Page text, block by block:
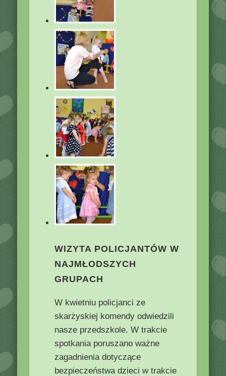
WIZYTA POLICJANTÓW W
NAJMŁODSZYCH
GRUPACH
W kwietniu policjanci ze
skarżyskiej komendy odwiedzili
nasze przedszkole. W trakcie
spotkania poruszano ważne
zagadnienia dotyczące
bezpieczeństwa dzieci w trakcie